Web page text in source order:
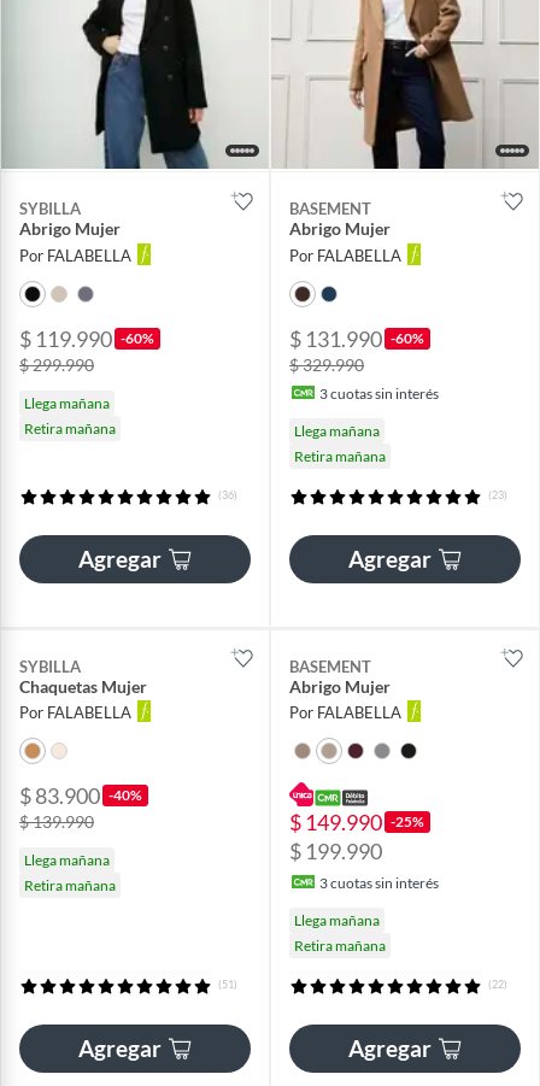
SYBILLA
Abrigo Mujer
Por FALABELLA
$ 119.990 -60%
$ 299.990
Llega mañana
Retira mañana
(36)
Agregar
BASEMENT
Abrigo Mujer
Por FALABELLA
$ 131.990 -60%
$ 329.990
3cuotas sin interés
Llega mañana
Retira mañana
(23)
Agregar
SYBILLA
Chaquetas Mujer
Por FALABELLA
$ 83.900 -40%
$ 139.990
Llega mañana
Retira mañana
(51)
Agregar
BASEMENT
Abrigo Mujer
Por FALABELLA
$ 149.990 -25%
$ 199.990
3cuotas sin interés
Llega mañana
Retira mañana
(22)
Agregar